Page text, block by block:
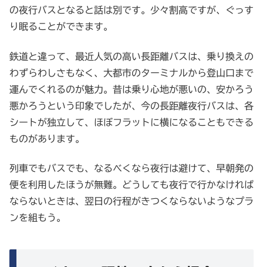
の夜行バスとなると話は別です。少々割高ですが、ぐっす
り眠ることができます。
鉄道と違って、最近人気の高い長距離バスは、乗り換えの
わずらわしさもなく、大都市のターミナルから登山口まで
運んでくれるのが魅力。昔は乗り心地が悪いの、安かろう
悪かろうという印象でしたが、今の長距離夜行バスは、各
シートが独立して、ほぼフラットに横になることもできる
ものがあります。
列車でもバスでも、なるべくなら夜行は避けて、早朝発の
便を利用したほうが無難。どうしても夜行で行かなければ
ならないときは、翌日の行程がきつくならないようなプラ
ンを組もう。